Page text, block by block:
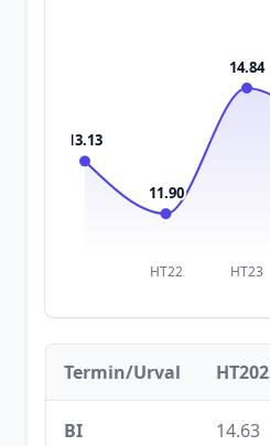
HT22 HT23
13.13
11.90
14.84
Termin/Urval
BI 14.63